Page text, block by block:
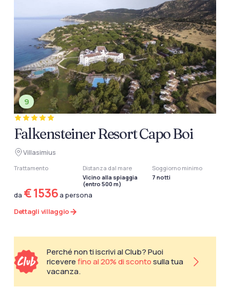
9
Falkensteiner Resort Capo Boi
Villasimius
Trattamento
Distanza dal mare
Vicino alla spiaggia
(entro 500 m)
Soggiorno minimo
7 notti
da € 1536a persona
Dettagli villaggio
Perché non ti iscrivi al Club? Puoi
riceverefino al 20% di scontosulla tua
vacanza.